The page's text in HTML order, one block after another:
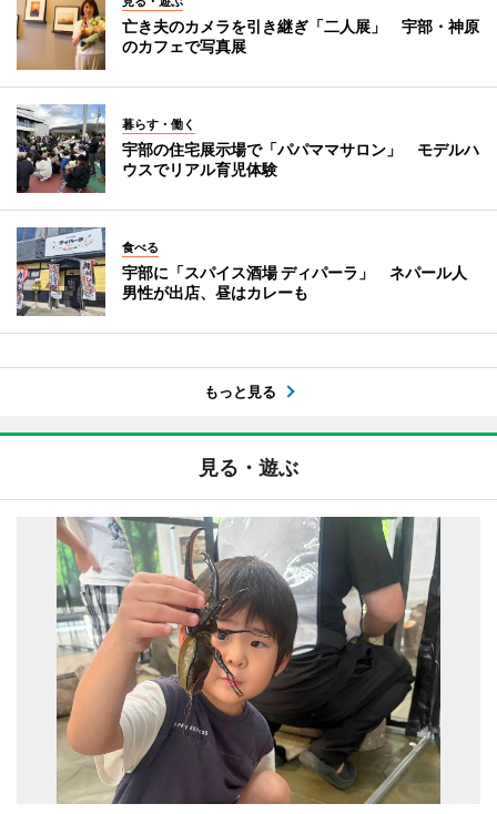
亡き夫のカメラを引き継ぎ「二人展」 宇部・神原
のカフェで写真展
暮らす・働く
宇部の住宅展示場で「パパママサロン」 モデルハ
ウスでリアル育児体験
食べる
宇部に「スパイス酒場 ディパーラ」 ネパール人
男性が出店、昼はカレーも
もっと見る
見る・遊ぶ